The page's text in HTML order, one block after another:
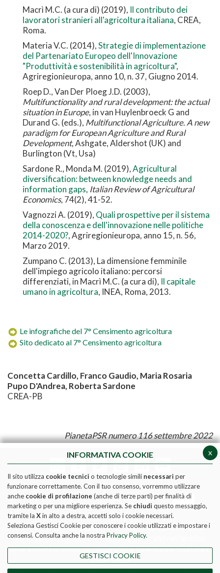
Macrì M.C. (a cura di) (2019), Il contributo dei
lavoratori stranieri all'agricoltura italiana, CREA,
Roma.
Materia V.C. (2014),Strategie di implementazione
del Partenariato Europeo dell'Innovazione
"Produttività e sostenibilità in agricoltura",
Agriregionieuropa, anno 10, n. 37, Giugno 2014.
Roep D., Van Der Ploeg J.D. (2003),
Multifunctionality and rural development: the actual
situation in Europe, in van Huylenbroeck G and
Durand G. (eds.), Multifunctional Agriculture. A new
paradigm for European Agriculture and Rural
Development, Ashgate, Aldershot (UK) and
Burlington (Vt, Usa)
Sardone R., Monda M. (2019),Agricultural
diversification: between knowledge needs and
information gaps, Italian Review of Agricultural
Economics, 74(2), 41-52.
Vagnozzi A. (2019), Quali prospettive per il sistema
della conoscenza e dell'innovazione nelle politiche
2014-2020?, Agriregionieuropa, anno 15, n. 56,
Marzo 2019.
Zumpano C. (2013), La dimensione femminile
dell'impiego agricolo italiano: percorsi
differenziati, in Macrì M.C. (a cura di), Il capitale
umano in agricoltura, INEA, Roma, 2013.
Le infografiche del 7° Censimento agricoltura
Sito dedicato al 7° Censimento agricoltura
Concetta Cardillo, Franco Gaudio, Maria Rosaria
Pupo D'Andrea, Roberta Sardone
CREA-PB
PianetaPSR numero 116 settembre 2022
Pubblicazione realizzata con il contributo FEASR (Fondo
europeo per l'agricoltura e lo sviluppo rurale) nell'ambito
delle attività previste dal programma Rete Rurale Nazionale
2014-2020
Social media policy|Informativa Privacy|Cookie Policy
x
INFORMATIVA COOKIE
Il sito utilizza cookie tecnici o tecnologie simili necessari per
funzionare correttamente. Con il tuo consenso, vorremmo utilizzare
anche cookie di profilazione (anche di terze parti) per finalità di
marketing o per una migliore esperienza. Se chiudi questo messaggio,
tramite la Xin alto a destra, accetti solo i cookie necessari.
Seleziona Gestisci Cookie per conoscere i cookie utilizzati e impostare i
consensi. Consulta anche la nostra Privacy Policy.
GESTISCI COOKIE